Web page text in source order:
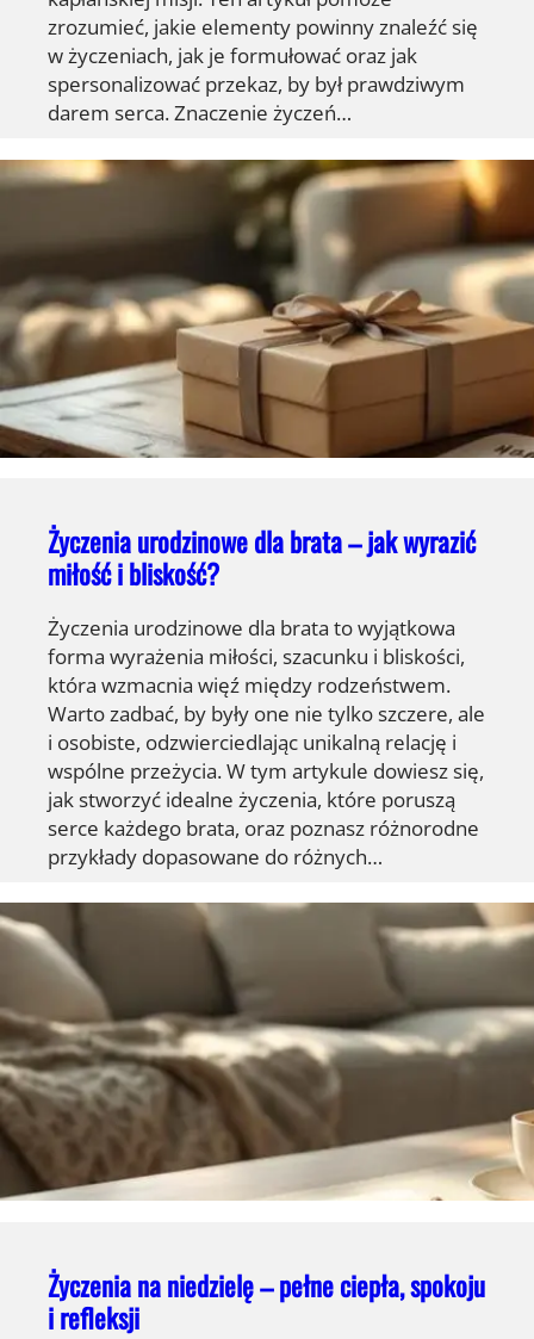
zrozumieć, jakie elementy powinny znaleźć się
w życzeniach, jak je formułować oraz jak
spersonalizować przekaz, by był prawdziwym
darem serca. Znaczenie życzeń…
Życzenia urodzinowe dla brata – jak wyrazić
miłość i bliskość?
Życzenia urodzinowe dla brata to wyjątkowa
forma wyrażenia miłości, szacunku i bliskości,
która wzmacnia więź między rodzeństwem.
Warto zadbać, by były one nie tylko szczere, ale
i osobiste, odzwierciedlając unikalną relację i
wspólne przeżycia. W tym artykule dowiesz się,
jak stworzyć idealne życzenia, które poruszą
serce każdego brata, oraz poznasz różnorodne
przykłady dopasowane do różnych…
Życzenia na niedzielę – pełne ciepła, spokoju
i refleksji